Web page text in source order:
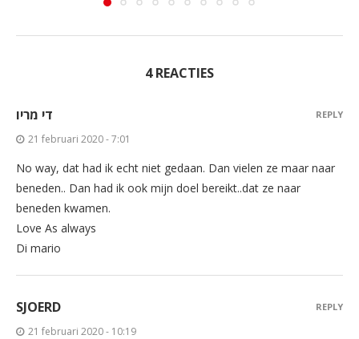
4 REACTIES
די מריו
21 februari 2020 - 7:01
No way, dat had ik echt niet gedaan. Dan vielen ze maar naar
beneden.. Dan had ik ook mijn doel bereikt..dat ze naar
beneden kwamen.
Love As always
Di mario
REPLY
SJOERD
21 februari 2020 - 10:19
REPLY